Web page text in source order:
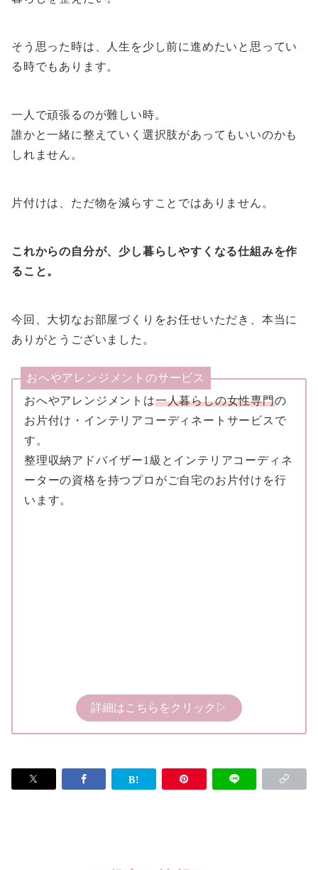
そう思った時は、人生を少し前に進めたいと思ってい
る時でもあります。
一人で頑張るのが難しい時。
誰かと一緒に整えていく選択肢があってもいいのかも
しれません。
片付けは、ただ物を減らすことではありません。
これからの自分が、少し暮らしやすくなる仕組みを作
ること。
今回、大切なお部屋づくりをお任せいただき、本当に
ありがとうございました。
おへやアレンジメントのサービス
おへやアレンジメントは一人暮らしの女性専門の
お片付け・インテリアコーディネートサービスで
す。
整理収納アドバイザー1級とインテリアコーディネ
ーターの資格を持つプロがご自宅のお片付けを行
います。
詳細はこちらをクリック▷